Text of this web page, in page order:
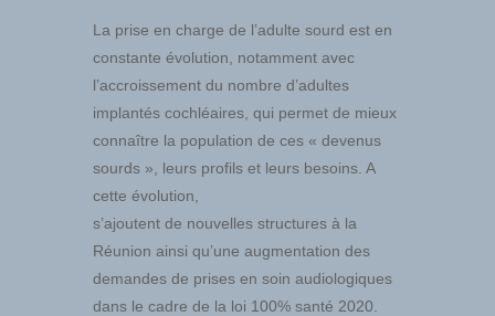
La prise en charge de l’adulte sourd est en
constante évolution, notamment avec
l’accroissement du nombre d’adultes
implantés cochléaires, qui permet de mieux
connaître la population de ces « devenus
sourds », leurs profils et leurs besoins. A
cette évolution,
s’ajoutent de nouvelles structures à la
Réunion ainsi qu’une augmentation des
demandes de prises en soin audiologiques
dans le cadre de la loi 100% santé 2020.